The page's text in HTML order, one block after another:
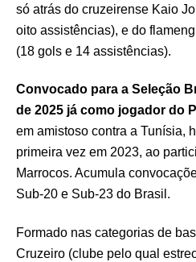
só atrás do cruzeirense Kaio
oito assistências), e do
(18 gols e 14 assistências).
Convocado para a Seleção
de 2025 já como jogador do
em amistoso contra a Tunísia,
primeira vez em 2023, ao
Marrocos. Acumula
Sub-20 e Sub-23 do Brasil.
Formado nas categorias de
Cruzeiro (clube pelo qual